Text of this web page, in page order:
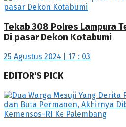
Tekab 308 Polres Lampura
Di pasar Dekon Kotabumi
25 Agustus 2024 | 17 : 03
EDITOR'S PICK